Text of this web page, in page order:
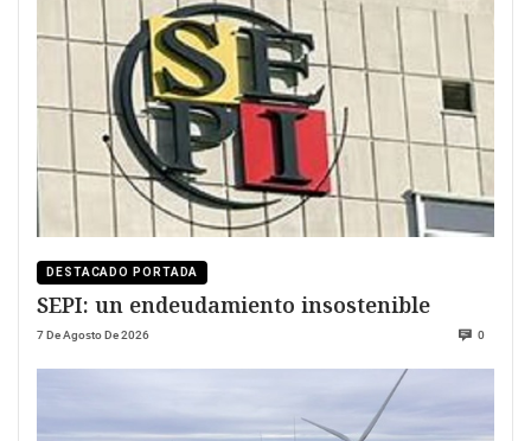
DESTACADO PORTADA
SEPI: un endeudamiento insostenible
7 De Agosto De 2026 0